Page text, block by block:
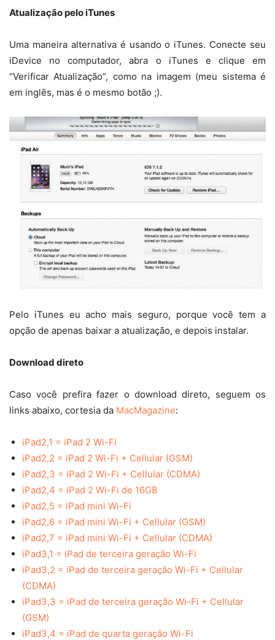
Atualização pelo iTunes
Uma maneira alternativa é usando o iTunes. Conecte seu
iDevice no computador, abra o iTunes e clique em
“Verificar Atualização”, como na imagem (meu sistema é
em inglês, mas é o mesmo botão ;).
Pelo iTunes eu acho mais seguro, porque você tem a
opção de apenas baixar a atualização, e depois instalar.
Download direto
Caso você prefira fazer o download direto, seguem os
links abaixo, cortesia da MacMagazine:
iPad2,1 = iPad 2 Wi-Fi
iPad2,2 = iPad 2 Wi-Fi + Cellular (GSM)
iPad2,3 = iPad 2 Wi-Fi + Cellular (CDMA)
iPad2,4 = iPad 2 Wi-Fi de 16GB
iPad2,5 = iPad mini Wi-Fi
iPad2,6 = iPad mini Wi-Fi + Cellular (GSM)
iPad2,7 = iPad mini Wi-Fi + Cellular (CDMA)
iPad3,1 = iPad de terceira geração Wi-Fi
iPad3,2 = iPad de terceira geração Wi-Fi + Cellular
(CDMA)
iPad3,3 = iPad de terceira geração Wi-Fi + Cellular
(GSM)
iPad3,4 = iPad de quarta geração Wi-Fi